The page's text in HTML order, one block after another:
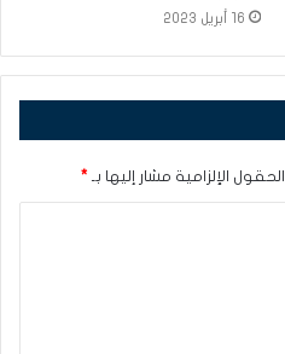
16 أبريل 2023
الحقول الإلزامية مشار إليها بـ *